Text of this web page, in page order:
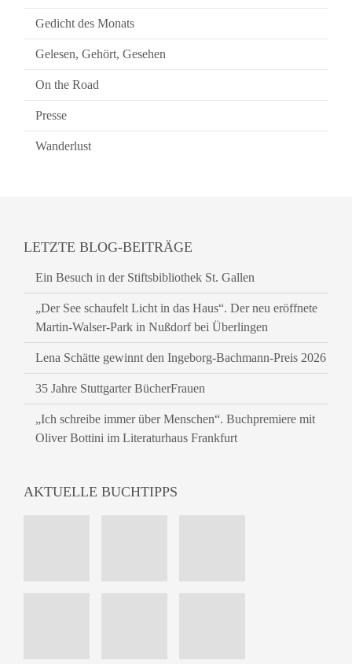
Gedicht des Monats
Gelesen, Gehört, Gesehen
On the Road
Presse
Wanderlust
LETZTE BLOG-BEITRÄGE
Ein Besuch in der Stiftsbibliothek St. Gallen
„Der See schaufelt Licht in das Haus“. Der neu eröffnete
Martin-Walser-Park in Nußdorf bei Überlingen
Lena Schätte gewinnt den Ingeborg-Bachmann-Preis 2026
35 Jahre Stuttgarter BücherFrauen
„Ich schreibe immer über Menschen“. Buchpremiere mit
Oliver Bottini im Literaturhaus Frankfurt
AKTUELLE BUCHTIPPS